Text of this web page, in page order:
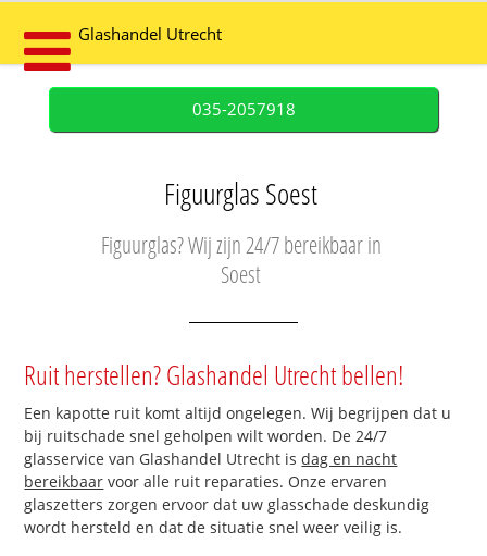
Glashandel Utrecht
035-2057918
Figuurglas Soest
Figuurglas? Wij zijn 24/7 bereikbaar in
Soest
Ruit herstellen? Glashandel Utrecht bellen!
Een kapotte ruit komt altijd ongelegen. Wij begrijpen dat u
bij ruitschade snel geholpen wilt worden. De 24/7
glasservice van Glashandel Utrecht isdag en nacht
bereikbaar voor alle ruit reparaties. Onze ervaren
glaszetters zorgen ervoor dat uw glasschade deskundig
wordt hersteld en dat de situatie snel weer veilig is.